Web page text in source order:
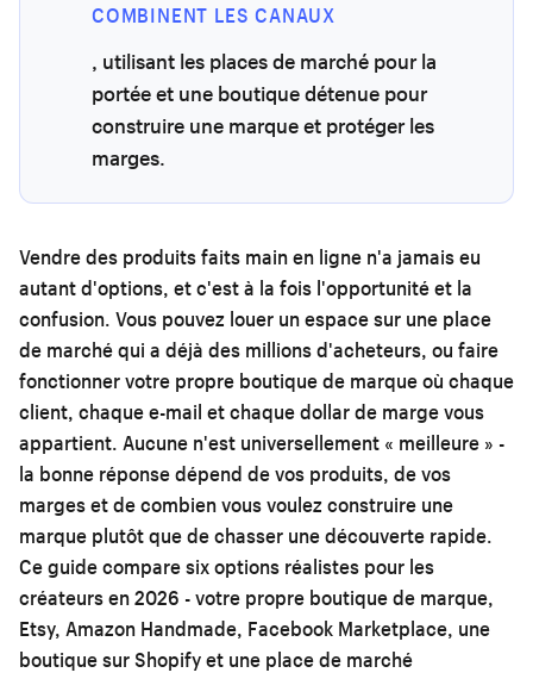
COMBINENT LES CANAUX
, utilisant les places de marché pour la
portée et une boutique détenue pour
construire une marque et protéger les
marges.
Vendre des produits faits main en ligne n'a jamais eu
autant d'options, et c'est à la fois l'opportunité et la
confusion. Vous pouvez louer un espace sur une place
de marché qui a déjà des millions d'acheteurs, ou faire
fonctionner votre propre boutique de marque où chaque
client, chaque e-mail et chaque dollar de marge vous
appartient. Aucune n'est universellement « meilleure » -
la bonne réponse dépend de vos produits, de vos
marges et de combien vous voulez construire une
marque plutôt que de chasser une découverte rapide.
Ce guide compare six options réalistes pour les
créateurs en 2026 - votre propre boutique de marque,
Etsy, Amazon Handmade, Facebook Marketplace, une
boutique sur Shopify et une place de marché